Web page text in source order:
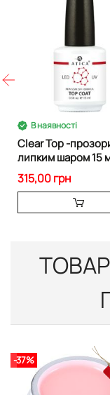
В наявності
Clear Top -
липким шаром 15
315,00 грн
-37%